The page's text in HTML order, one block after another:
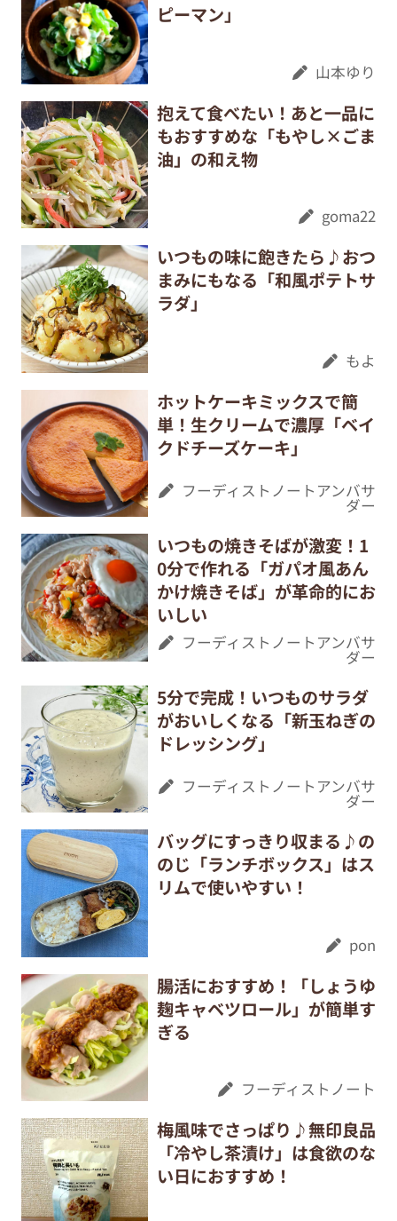
ピーマン」
山本ゆり
抱えて食べたい！あと一品に
もおすすめな「もやし×ごま
油」の和え物
goma22
いつもの味に飽きたら♪おつ
まみにもなる「和風ポテトサ
ラダ」
もよ
ホットケーキミックスで簡
単！生クリームで濃厚「ベイ
クドチーズケーキ」
フーディストノートアンバサ
ダー
いつもの焼きそばが激変！1
0分で作れる「ガパオ風あん
かけ焼きそば」が革命的にお
いしい
フーディストノートアンバサ
ダー
5分で完成！いつものサラダ
がおいしくなる「新玉ねぎの
ドレッシング」
フーディストノートアンバサ
ダー
バッグにすっきり収まる♪の
のじ「ランチボックス」はス
リムで使いやすい！
pon
腸活におすすめ！「しょうゆ
麹キャベツロール」が簡単す
ぎる
フーディストノート
梅風味でさっぱり♪無印良品
「冷やし茶漬け」は食欲のな
い日におすすめ！